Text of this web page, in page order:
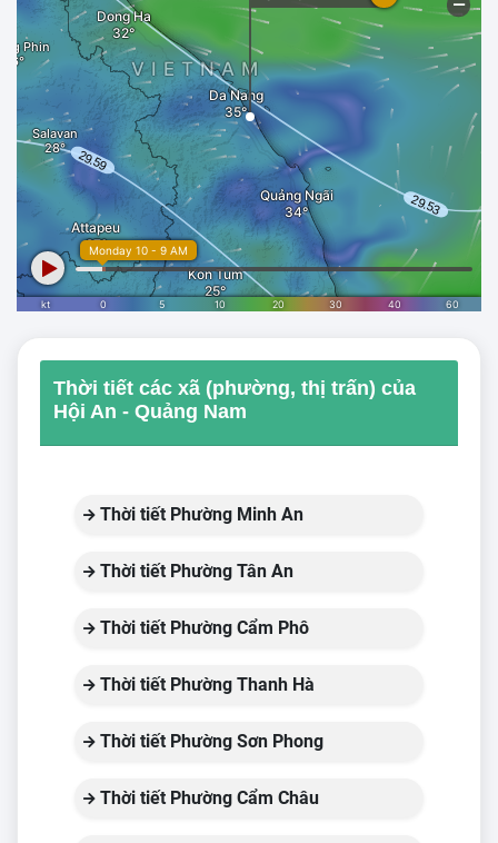
Thời tiết các xã (phường, thị trấn) của
Hội An - Quảng Nam
Thời tiết Phường Minh An
Thời tiết Phường Tân An
Thời tiết Phường Cẩm Phô
Thời tiết Phường Thanh Hà
Thời tiết Phường Sơn Phong
Thời tiết Phường Cẩm Châu